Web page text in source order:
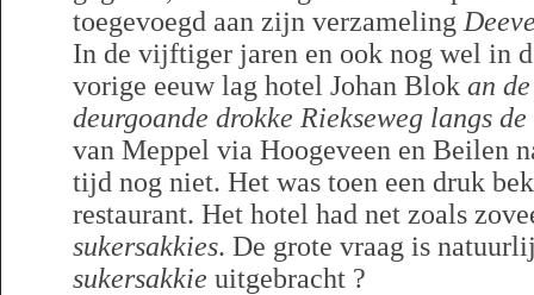
toegevoegd aan zijn verzameling
In de vijftiger jaren en ook nog wel in
vorige eeuw lag hotel Johan Blok an
deurgoande drokke Riekseweg langs
van Meppel via Hoogeveen en Beilen
tijd nog niet. Het was toen een druk
restaurant. Het hotel had net zoals
sukersakkies. De grote vraag is
sukersakkie uitgebracht ?